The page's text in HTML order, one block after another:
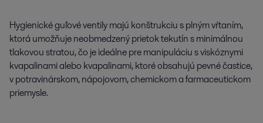
Hygienické guľové ventily majú konštrukciu s plným vŕtaním,
ktorá umožňuje neobmedzený prietok tekutín s minimálnou
tlakovou stratou, čo je ideálne pre manipuláciu s viskóznymi
kvapalinami alebo kvapalinami, ktoré obsahujú pevné častice,
v potravinárskom, nápojovom, chemickom a farmaceutickom
priemysle.